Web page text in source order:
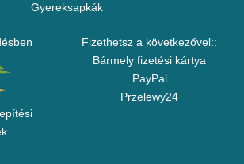
Gyereksapkák
Fizethetsz a következővel::
Bármely fizetési kártya
PayPal
Przelewy24